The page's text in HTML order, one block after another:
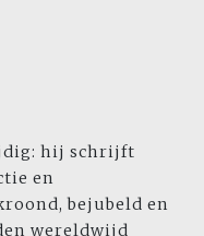
hij schrijft
en
bejubeld en
wereldwijd